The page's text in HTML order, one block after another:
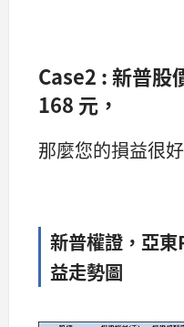
Case2 : 新普股
168 元，
那麼您的損益很
新普權證，亞
益走勢圖